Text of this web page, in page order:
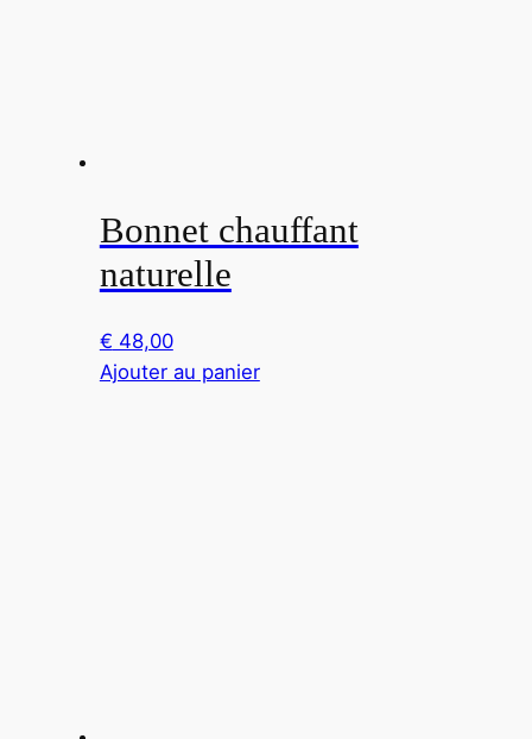
Bonnet chauffant
naturelle
€ 48,00
Ajouter au panier